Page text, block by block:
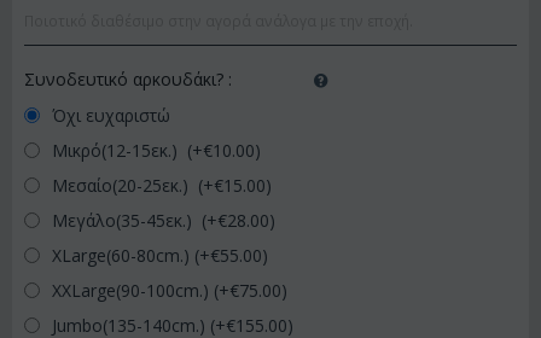
Συνοδευτικό αρκουδάκι? :
Όχι ευχαριστώ
Μικρό(12-15εκ.) (+€10.00)
Μεσαίο(20-25εκ.) (+€15.00)
Μεγάλο(35-45εκ.) (+€28.00)
XLarge(60-80cm.) (+€55.00)
XXLarge(90-100cm.) (+€75.00)
Jumbo(135-140cm.) (+€155.00)